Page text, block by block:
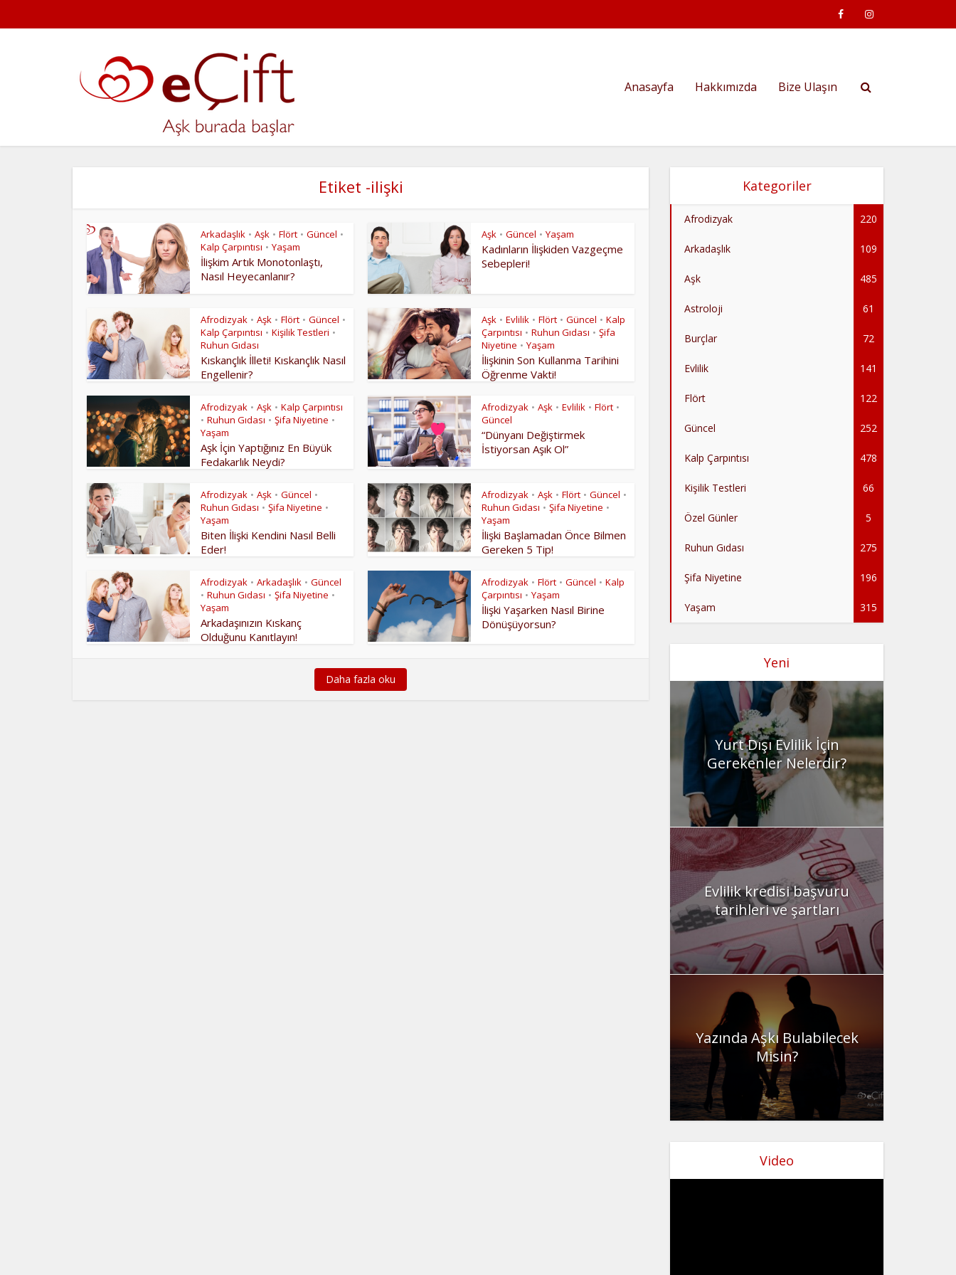
Anasayfa Hakkımızda Bize Ulaşın
Etiket -ilişki
Arkadaşlık • Aşk • Flört • Güncel •
Kalp Çarpıntısı • Yaşam
İlişkim Artık Monotonlaştı,
Nasıl Heyecanlanır?
Aşk • Güncel • Yaşam
Kadınların İlişkiden Vazgeçme
Sebepleri!
Afrodizyak • Aşk • Flört • Güncel •
Kalp Çarpıntısı • Kişilik Testleri •
Ruhun Gıdası
Kıskançlık İlleti! Kıskançlık Nasıl
Engellenir?
Aşk • Evlilik • Flört • Güncel • Kalp
Çarpıntısı • Ruhun Gıdası • Şifa
Niyetine • Yaşam
İlişkinin Son Kullanma Tarihini
Öğrenme Vakti!
Afrodizyak • Aşk • Kalp Çarpıntısı
• Ruhun Gıdası • Şifa Niyetine •
Yaşam
Aşk İçin Yaptığınız En Büyük
Fedakarlık Neydi?
Afrodizyak • Aşk • Evlilik • Flört •
Güncel
“Dünyanı Değiştirmek
İstiyorsan Aşık Ol”
Afrodizyak • Aşk • Güncel •
Ruhun Gıdası • Şifa Niyetine •
Yaşam
Biten İlişki Kendini Nasıl Belli
Eder!
Afrodizyak • Aşk • Flört • Güncel •
Ruhun Gıdası • Şifa Niyetine •
Yaşam
İlişki Başlamadan Önce Bilmen
Gereken 5 Tip!
Afrodizyak • Arkadaşlık • Güncel
• Ruhun Gıdası • Şifa Niyetine •
Yaşam
Arkadaşınızın Kıskanç
Olduğunu Kanıtlayın!
Afrodizyak • Flört • Güncel • Kalp
Çarpıntısı • Yaşam
İlişki Yaşarken Nasıl Birine
Dönüşüyorsun?
Daha fazla oku
Kategoriler
Afrodizyak 220
Arkadaşlık 109
Aşk 485
Astroloji 61
Burçlar 72
Evlilik 141
Flört 122
Güncel 252
Kalp Çarpıntısı 478
Kişilik Testleri 66
Özel Günler 5
Ruhun Gıdası 275
Şifa Niyetine 196
Yaşam 315
Yeni
Yurt Dışı Evlilik İçin
Gerekenler Nelerdir?
Evlilik kredisi başvuru
tarihleri ve şartları
Yazında Aşkı Bulabilecek
Misin?
Video